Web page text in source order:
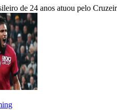
de 24 anos atuou pelo